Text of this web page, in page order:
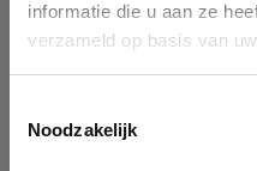
informatie die u aan ze
verzameld op basis van
Noodzakelijk
You can search a company in
enterprise ID. When a
form. If you don't find your
Ok